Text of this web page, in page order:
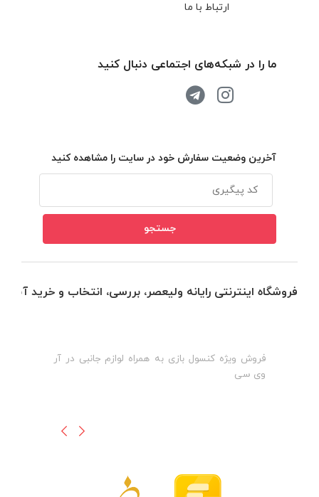
ارتباط با ما
ما را در شبکه‌های اجتماعی دنبال کنید
آخرین وضعیت سفارش خود در سایت را مشاهده کنید
فروشگاه اینترنتی رایانه ولیعصر، بررسی، انتخاب و خرید
فروش ویژه کنسول بازی به همراه لوازم جانبی در آر
وی سی